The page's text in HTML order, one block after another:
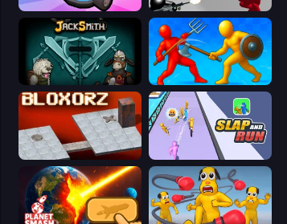
Smash Karts Battle Simulator: Counter Stickman
Jacksmith Epic Sword Battle! Fight in Arena
Bloxorz Slap and Run